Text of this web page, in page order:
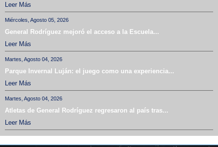
Leer Más
Miércoles, Agosto 05, 2026
General Rodríguez mejoró el acceso a la Escuela...
Leer Más
Martes, Agosto 04, 2026
Parque Invernal Luján: el juego como una experiencia...
Leer Más
Martes, Agosto 04, 2026
Atletas de General Rodríguez regresaron al país tras...
Leer Más